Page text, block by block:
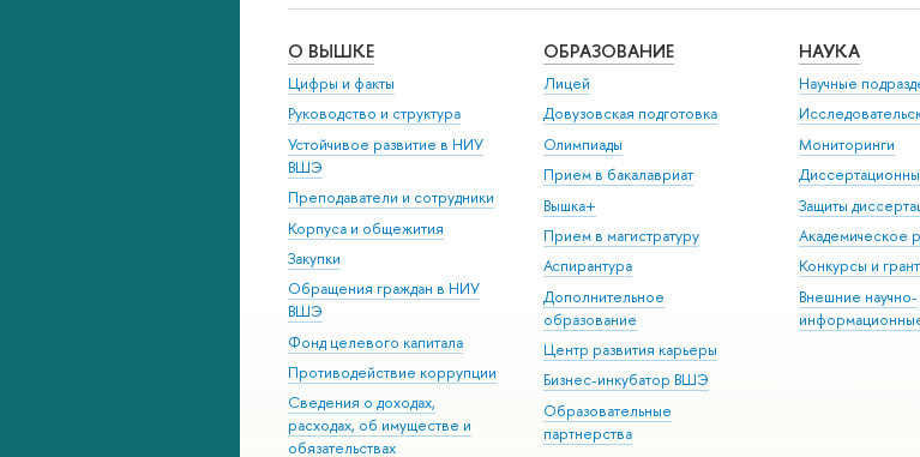
О ВЫШКЕ
Цифры и факты
Руководство и структура
Устойчивое развитие в НИУ
ВШЭ
Преподаватели и сотрудники
Корпуса и общежития
Закупки
Обращения граждан в НИУ
ВШЭ
Фонд целевого капитала
Противодействие коррупции
Сведения о доходах,
расходах, об имуществе и
обязательствах
ОБРАЗОВАНИЕ
Лицей
Довузовская подготовка
Олимпиады
Прием в бакалавриат
Вышка+
Прием в магистратуру
Аспирантура
Дополнительное
образование
Центр развития карьеры
Бизнес-инкубатор ВШЭ
Образовательные
партнерства
НАУКА
Научные
Мониторинги
Защиты
Академическое
Конкурсы и
Внешние научно-